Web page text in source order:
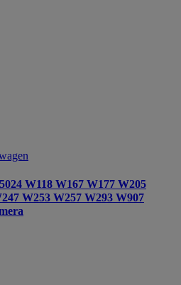
W118 W167 W177 W205
W253 W257 W293 W907